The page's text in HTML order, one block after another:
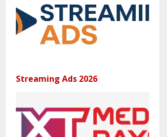
Streaming Ads 2026